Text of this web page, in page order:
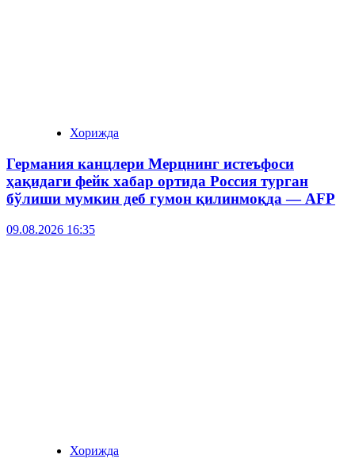
Хорижда
Германия канцлери Мерцнинг истеъфоси
ҳақидаги фейк хабар ортида Россия турган
бўлиши мумкин деб гумон қилинмоқда — AFP
09.08.2026 16:35
Хорижда